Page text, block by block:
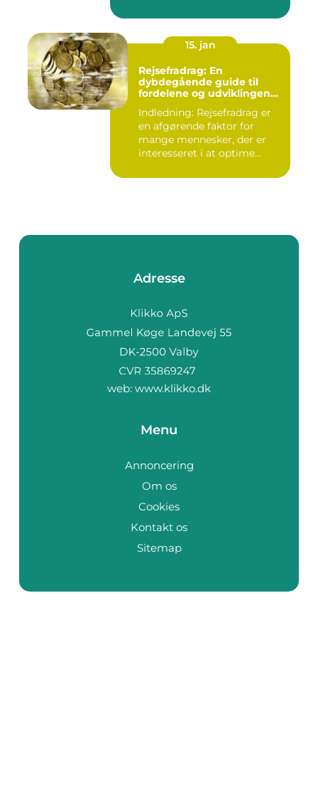
15. jan
Rejsefradrag: En
dybdegående guide til
fordelene og udviklingen
Indledning: Rejsefradrag er
en afgørende faktor for
mange mennesker, der er
interesseret i at optime...
Adresse
web: www.klikko.dk
Menu
Annoncering
Om os
Cookies
Kontakt os
Sitemap